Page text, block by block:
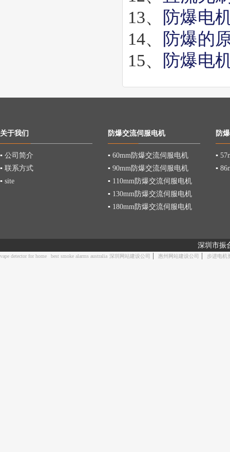
13、
防爆电
14、
防爆的
15、
防爆电
关于我们
▪ 公司简介
▪ 联系方式
▪ site
防爆交流伺服电机
▪ 60mm防爆交流伺服电机
▪ 90mm防爆交流伺服电机
▪ 110mm防爆交流伺服电机
▪ 130mm防爆交流伺服电机
▪ 180mm防爆交流伺服电机
防
▪
▪
深圳市振
vape detector for home best smoke alarms australia 深圳网站建设公司 惠州网站建设公司 步进电机